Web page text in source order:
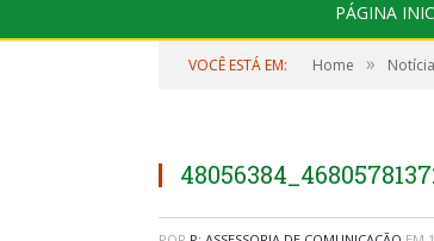
PÁGINA
VOCÊ ESTÁ EM: Home »